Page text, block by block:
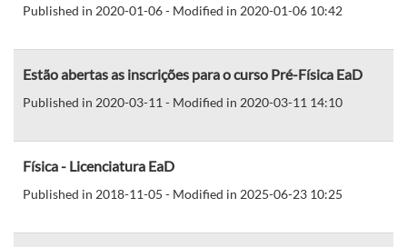
Published in 2020-01-06 - Modified in 2020-01-06 10:42
Estão abertas as inscrições para o curso Pré-Física EaD
Published in 2020-03-11 - Modified in 2020-03-11 14:10
Física - Licenciatura EaD
Published in 2018-11-05 - Modified in 2025-06-23 10:25